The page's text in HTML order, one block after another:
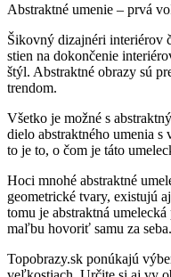
Abstraktné umenie – prvá
Šikovný dizajnéri interiérov
stien na dokončenie
štýl. Abstraktné obrazy sú
trendom.
Všetko je možné s
dielo abstraktného umenia
to je to, o čom je táto
Hoci mnohé abstraktné
geometrické tvary, existujú
tomu je abstraktná
maľbu hovoriť samu za seba.
Topobrazy.sk ponúkajú